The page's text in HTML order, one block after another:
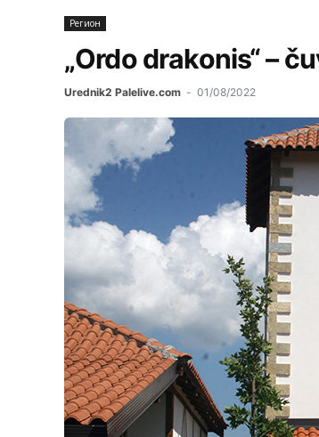
Рeгион
„Ordo drakonis“ –
Urednik2 Palelive.com - 01/08/2022